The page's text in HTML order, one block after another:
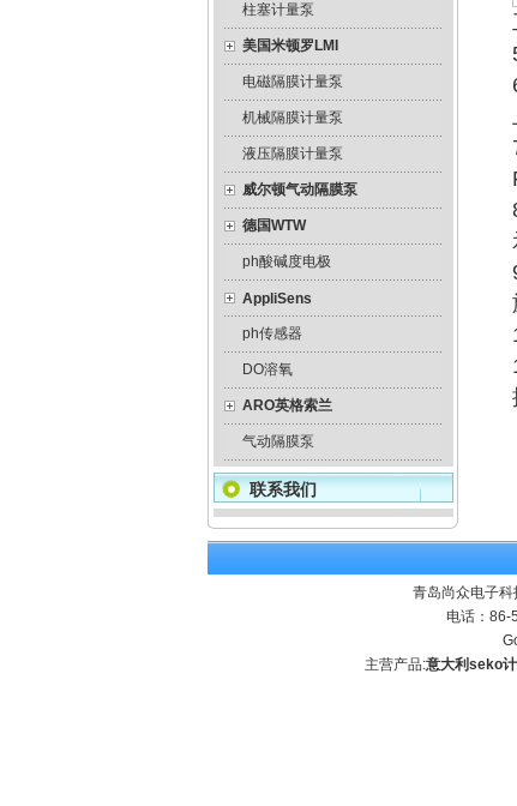
柱塞计量泵
美国米顿罗LMI
电磁隔膜计量泵
机械隔膜计量泵
液压隔膜计量泵
威尔顿气动隔膜泵
德国WTW
ph酸碱度电极
AppliSens
ph传感器
DO溶氧
ARO英格索兰
气动隔膜泵
联系我们
青岛尚众电子科
电话：86-
主营产品:意大利seko